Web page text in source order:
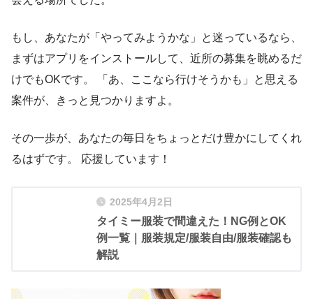
もし、あなたが「やってみようかな」と迷っているなら、
まずはアプリをインストールして、近所の募集を眺めるだ
けでもOKです。 「あ、ここなら行けそうかも」と思える
案件が、きっと見つかりますよ。
その一歩が、あなたの毎日をちょっとだけ豊かにしてくれ
るはずです。 応援しています！
2025年4月2日
タイミー服装で間違えた！NG例とOK
例一覧｜服装規定/服装自由/服装確認も
解説